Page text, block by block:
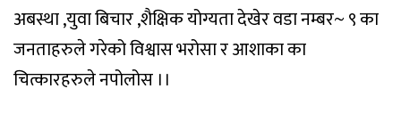
अबस्था ,युवा बिचार ,शैक्षिक योग्यता देखेर वडा नम्बर~ ९ का
जनताहरुले गरेको विश्वास भरोसा र आशाका का
चित्कारहरुले नपोलोस ।।